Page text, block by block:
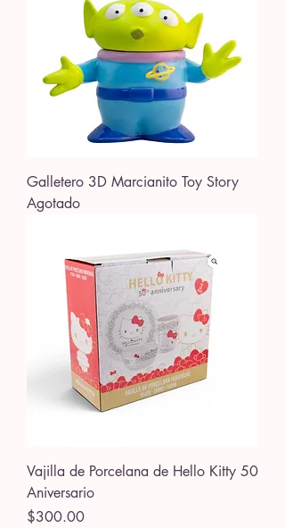
Galletero 3D Marcianito Toy Story
Agotado
Vajilla de Porcelana de Hello Kitty 50
Aniversario
Precio
$300.00